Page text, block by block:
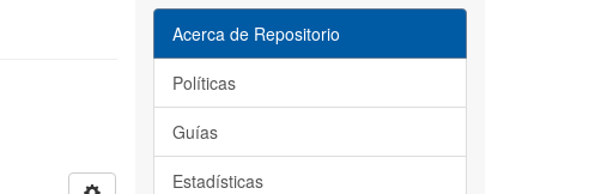
Acerca de Repositorio
Políticas
Guías
Estadísticas